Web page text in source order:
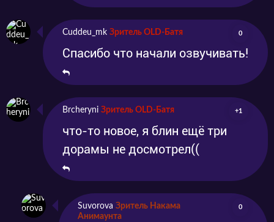
Cuddeu_mk Зритель OLD-Батя 0
Спасибо что начали озвучивать!
Brcheryni Зритель OLD-Батя +1
что-то новое, я блин ещё три
дорамы не досмотрел((
Suvorova Зритель Накама
Анимаунта
0